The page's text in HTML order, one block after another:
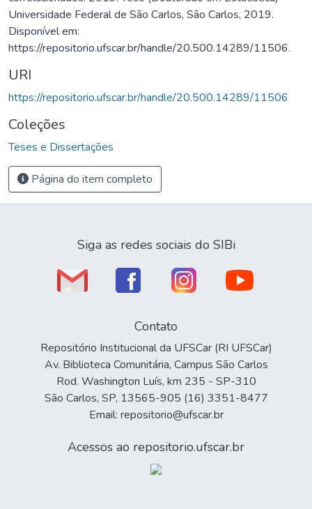
Universidade Federal de São Carlos, São Carlos, 2019.
Disponível em:
https://repositorio.ufscar.br/handle/20.500.14289/11506.
URI
https://repositorio.ufscar.br/handle/20.500.14289/11506
Coleções
Teses e Dissertações
Página do item completo
Siga as redes sociais do SIBi
Contato
Repositório Institucional da UFSCar (RI UFSCar)
Av. Biblioteca Comunitária, Campus São Carlos
Rod. Washington Luís, km 235 - SP-310
São Carlos, SP, 13565-905 (16) 3351-8477
Email: repositorio@ufscar.br
Acessos ao repositorio.ufscar.br